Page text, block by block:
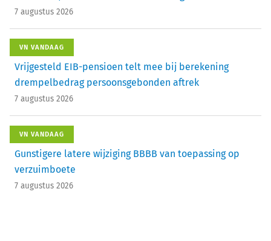
7 augustus 2026
VN VANDAAG
Vrijgesteld EIB-pensioen telt mee bij berekening
drempelbedrag persoonsgebonden aftrek
7 augustus 2026
VN VANDAAG
Gunstigere latere wijziging BBBB van toepassing op
verzuimboete
7 augustus 2026